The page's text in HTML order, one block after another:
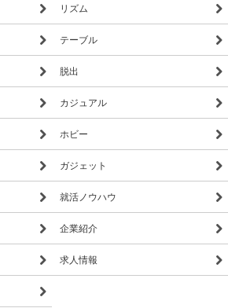
リズム
テーブル
脱出
カジュアル
ホビー
ガジェット
就活ノウハウ
企業紹介
求人情報